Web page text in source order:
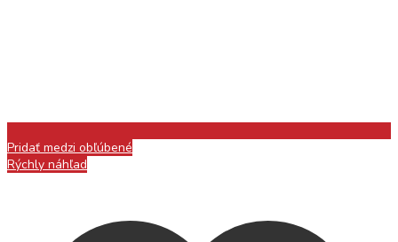
Pridať medzi obľúbené
Rýchly náhľad